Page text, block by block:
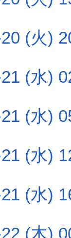
(火)
(水)
(水)
(水)
(水)
(木)